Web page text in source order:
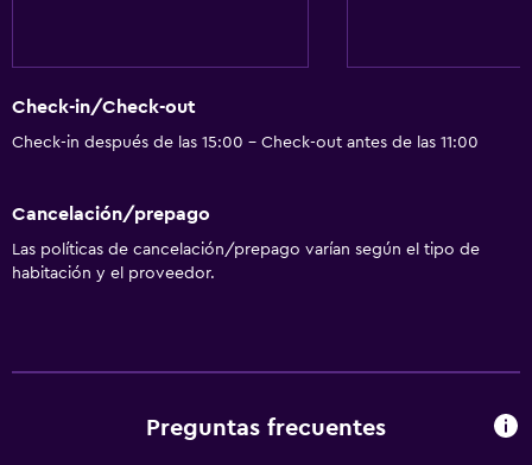
Check-in/Check-out
Check-in después de las 15:00 - Check-out antes de las 11:00
Cancelación/prepago
Las políticas de cancelación/prepago varían según el tipo de
habitación y el proveedor.
Preguntas frecuentes